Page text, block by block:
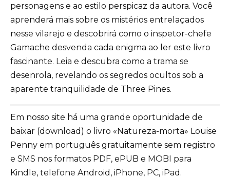
personagens e ao estilo perspicaz da autora. Você
aprenderá mais sobre os mistérios entrelaçados
nesse vilarejo e descobrirá como o inspetor-chefe
Gamache desvenda cada enigma ao ler este livro
fascinante. Leia e descubra como a trama se
desenrola, revelando os segredos ocultos sob a
aparente tranquilidade de Three Pines.
Em nosso site há uma grande oportunidade de
baixar (download) o livro «Natureza-morta» Louise
Penny em português gratuitamente sem registro
e SMS nos formatos PDF, ePUB e MOBI para
Kindle, telefone Android, iPhone, PC, iPad.